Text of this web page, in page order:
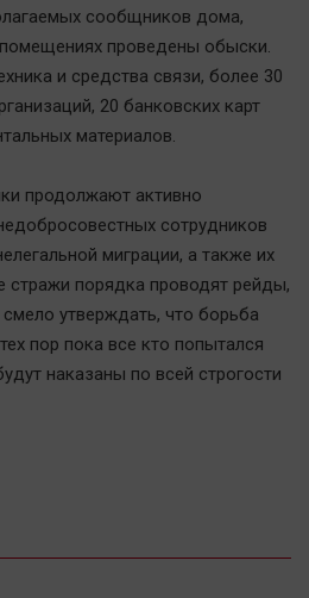
сообщников дома,
проведены обыски.
и средства связи, более 30
20 банковских карт
материалов.
продолжают активно
сотрудников
миграции, а также их
стражи порядка проводят рейды,
утверждать, что борьба
пор пока все кто попытался
наказаны по всей строгости